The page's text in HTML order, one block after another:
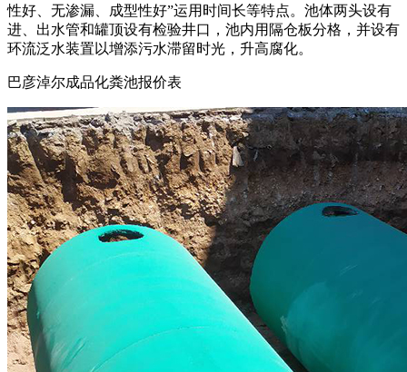
性好、无渗漏、成型性好”运用时间长等特点。池体两头设有
进、出水管和罐顶设有检验井口，池内用隔仓板分格，并设有
环流泛水装置以增添污水滞留时光，升高腐化。
巴彦淖尔成品化粪池报价表